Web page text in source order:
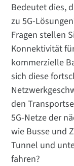
Bedeutet dies,
zu 5G-
Fragen stellen
Konnektivität
kommerzielle
sich diese
den
5G-Netze der
wie Busse und
Tunnel und
fahren?